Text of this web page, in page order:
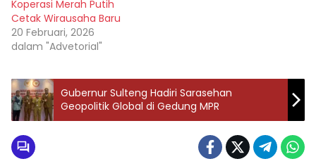
Koperasi Merah Putih
Cetak Wirausaha Baru
20 Februari, 2026
dalam "Advetorial"
Gubernur Sulteng Hadiri Sarasehan
Geopolitik Global di Gedung MPR